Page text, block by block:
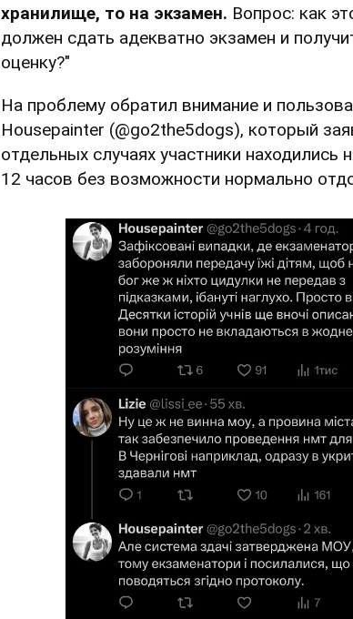
хранилище, то на экзамен. Вопрос: как
должен сдать адекватно экзамен и
оценку?"
На проблему обратил внимание и
Housepainter (@go2the5dogs), который
отдельных случаях участники находились
12 часов без возможности нормально